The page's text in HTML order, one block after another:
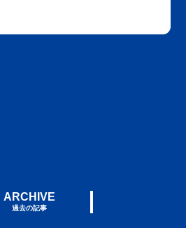
ARCHIVE
過去の記事